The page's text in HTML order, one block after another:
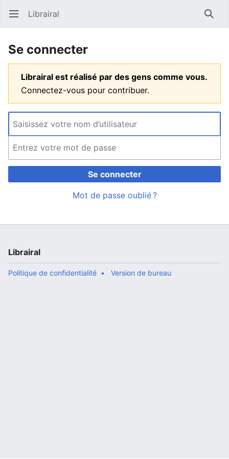
Ouvrir le menu principal Librairal
Se connecter
Librairal est réalisé par des gens comme vous.
Connectez-vous pour contribuer.
Se connecter
Mot de passe oublié ?
Librairal
Politique de confidentialité Version de bureau